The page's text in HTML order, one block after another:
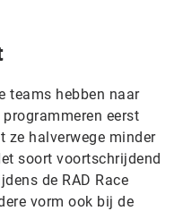
teams hebben naar
eerst
ze halverwege minder
soort voortschrijdend
de RAD Race
vorm ook bij de